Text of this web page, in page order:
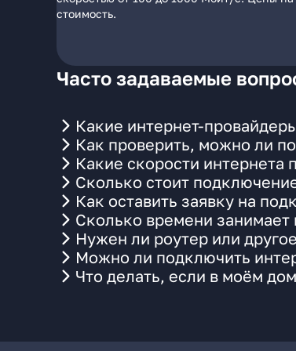
стоимость.
Часто задаваемые
Какие интернет-
Как проверить, можно ли
Какие скорости интернета
Сколько стоит
Как оставить заявку на
Сколько времени занимает
Нужен ли роутер или
Можно ли подключить
Что делать, если в моём